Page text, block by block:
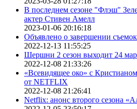
В последнем сезоне "Флэш"
актер Стивен Амелл
2023-01-06 20:16:18
Объявлено о завершении
2022-12-13 11:55:25
Шершни 2 сезон выходит 24
2022-12-08 21:33:26
«Всевидящее око» с
от NETFLIX
2022-12-08 21:26:41
Netflix: анонс второго сезона